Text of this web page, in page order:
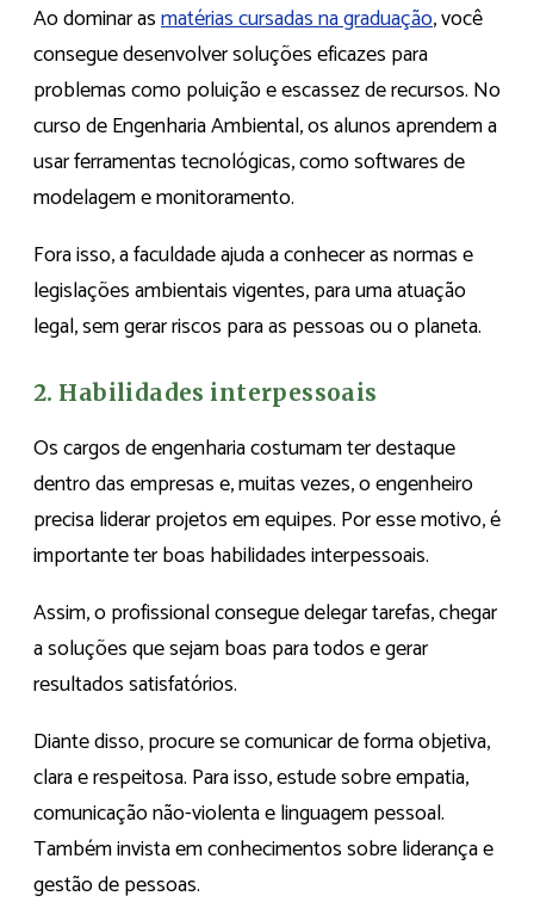
Ao dominar asmatérias cursadas na graduação, você
consegue desenvolver soluções eficazes para
problemas como poluição e escassez de recursos. No
curso de Engenharia Ambiental, os alunos aprendem a
usar ferramentas tecnológicas, como softwares de
modelagem e monitoramento.
Fora isso, a faculdade ajuda a conhecer as normas e
legislações ambientais vigentes, para uma atuação
legal, sem gerar riscos para as pessoas ou o planeta.
2. Habilidades interpessoais
Os cargos de engenharia costumam ter destaque
dentro das empresas e, muitas vezes, o engenheiro
precisa liderar projetos em equipes. Por esse motivo, é
importante ter boas habilidades interpessoais.
Assim, o profissional consegue delegar tarefas, chegar
a soluções que sejam boas para todos e gerar
resultados satisfatórios.
Diante disso, procure se comunicar de forma objetiva,
clara e respeitosa. Para isso, estude sobre empatia,
comunicação não-violenta e linguagem pessoal.
Também invista em conhecimentos sobre liderança e
gestão de pessoas.